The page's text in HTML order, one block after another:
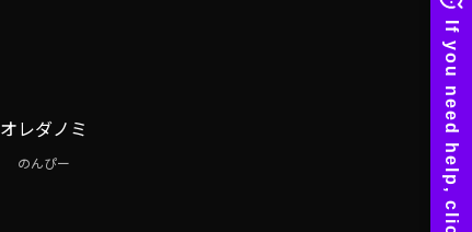
オレダノミ
のんぴー